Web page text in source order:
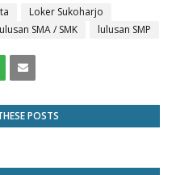
Loker Sukoharjo
SMA / SMK lulusan SMP
POSTS